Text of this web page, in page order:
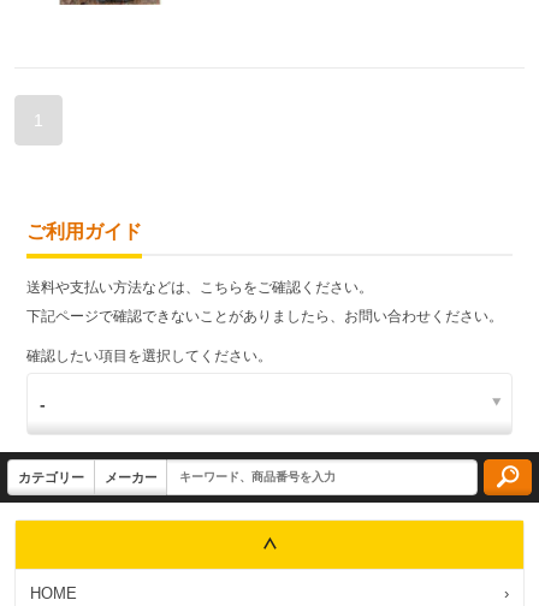
1
ご利用ガイド
送料や支払い方法などは、こちらをご確認ください。
下記ページで確認できないことがありましたら、お問い合わせください。
確認したい項目を選択してください。
HOME ›